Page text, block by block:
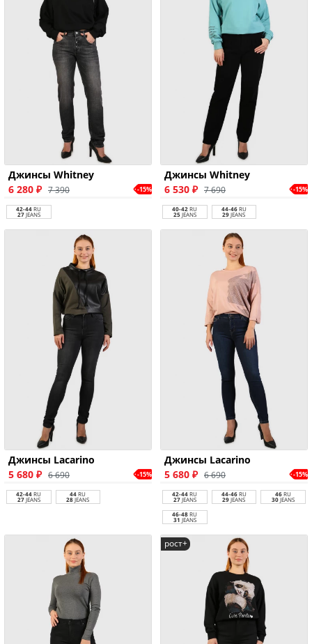
Джинсы Whitney
6 280 ₽ 7 390 -15%
42-44RU
27JEANS
Джинсы Whitney
6 530 ₽ 7 690 -15%
40-42RU
25JEANS
44-46RU
29JEANS
Джинсы Lacarino
5 680 ₽ 6 690 -15%
42-44RU
27JEANS
44RU
28JEANS
Джинсы Lacarino
5 680 ₽ 6 690 -15%
42-44RU
27JEANS
44-46RU
29JEANS
46RU
30JEANS
46-48RU
31 JEANS
рост+